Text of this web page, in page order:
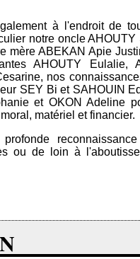
à l'endroit de
notre oncle AHOUTY
mère ABEKAN Apie
AHOUTY Eulalie,
nos
SEY Bi et SAHOUIN
et OKON Adeline
matériel et financier.
ou de loin à